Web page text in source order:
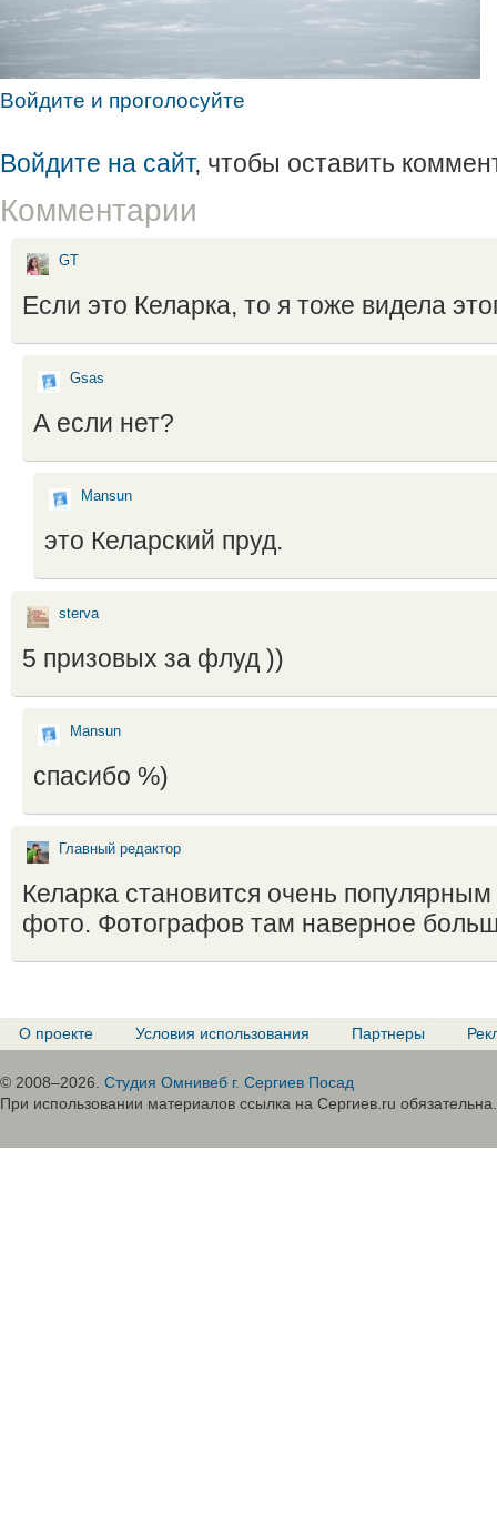
Войдите и проголосуйте
Войдите на сайт, чтобы оставить
Комментарии
GT
Если это Келарка, то я тоже видела
Gsas
А если нет?
Mansun
это Келарский пруд.
sterva
5 призовых за флуд ))
Mansun
спасибо %)
Главный редактор
Келарка становится очень
фото. Фотографов там наверное
О проекте Условия использования Партнеры
© 2008–2026. Студия Омнивеб г. Сергиев Посад
При использовании материалов ссылка на Сергиев.ru обязательна.